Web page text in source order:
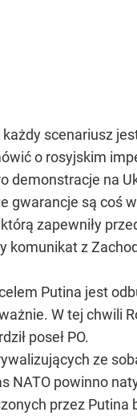
scenariusz
o rosyjskim
demonstracje na
gwarancje są coś
zapewniły
komunikat z
Putina jest
W tej chwili
poseł PO.
ze
NATO powinno
przez Putina